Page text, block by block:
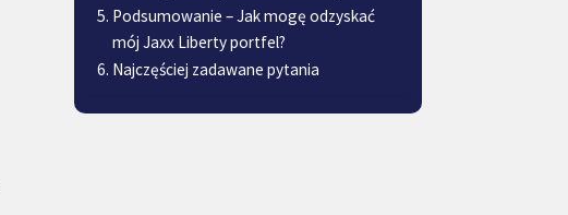
Podsumowanie – Jak mogę odzyskać
mój Jaxx Liberty portfel?
Najczęściej zadawane pytania